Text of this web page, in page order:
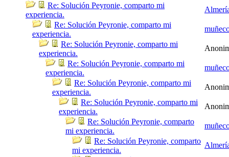
Re: Solución Peyronie, comparto mi
experiencia.
Re: Solución Peyronie, comparto mi
experiencia.
Re: Solución Peyronie, comparto mi
experiencia.
Re: Solución Peyronie, comparto mi
experiencia.
Re: Solución Peyronie, comparto mi
experiencia.
Re: Solución Peyronie, comparto mi
experiencia.
Re: Solución Peyronie, comparto
mi experiencia.
Re: Solución Peyronie, comparto
mi experiencia.